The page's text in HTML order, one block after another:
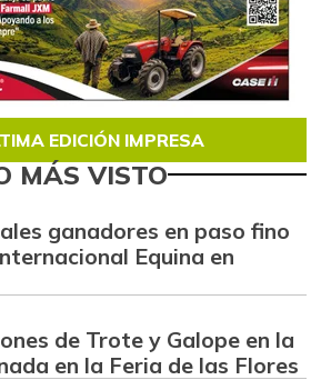
EDICIÓN IMPRESA
MÁS VISTO
ganadores en paso fino
Equina en
de Trote y Galope en la
en la Feria de las Flores